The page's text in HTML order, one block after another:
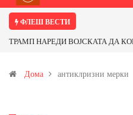
ФЛЕШ ВЕСТИ
ТРАМП НАРЕДИ ВОЈСКАТА ДА
Иловица и со антимонот?
Дома антиклризни мерки